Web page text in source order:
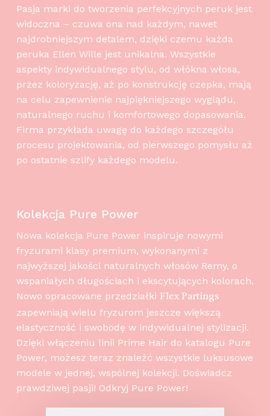
Pasja marki do tworzenia perfekcyjnych peruk jest
widoczna – czuwa ona nad każdym, nawet
najdrobniejszym detalem, dzięki czemu każda
peruka Ellen Wille jest unikalna. Wszystkie
aspekty indywidualnego stylu, od włókna włosa,
przez koloryzację, aż po konstrukcję czepka, mają
na celu zapewnienie najpiękniejszego wyglądu,
naturalnego ruchu i komfortowego dopasowania.
Firma przykłada uwagę do każdego szczegółu
procesu projektowania, od pierwszego pomysłu aż
po ostatnie szlify każdego modelu.
Kolekcja Pure Power
Nowa kolekcja Pure Power inspiruje nowymi
fryzurami klasy premium, wykonanymi z
najwyższej jakości naturalnych włosów Remy, o
wspaniałych długościach i ekscytujących kolorach.
Nowo opracowane przedziałki Flex Partings
zapewniają wielu fryzurom jeszcze większą
elastyczność i swobodę w indywidualnej stylizacji.
Dzięki włączeniu linii Prime Hair do katalogu Pure
Power, możesz teraz znaleźć wszystkie luksusowe
modele w jednej, wspólnej kolekcji. Doświadcz
prawdziwej pasji! Odkryj Pure Power!